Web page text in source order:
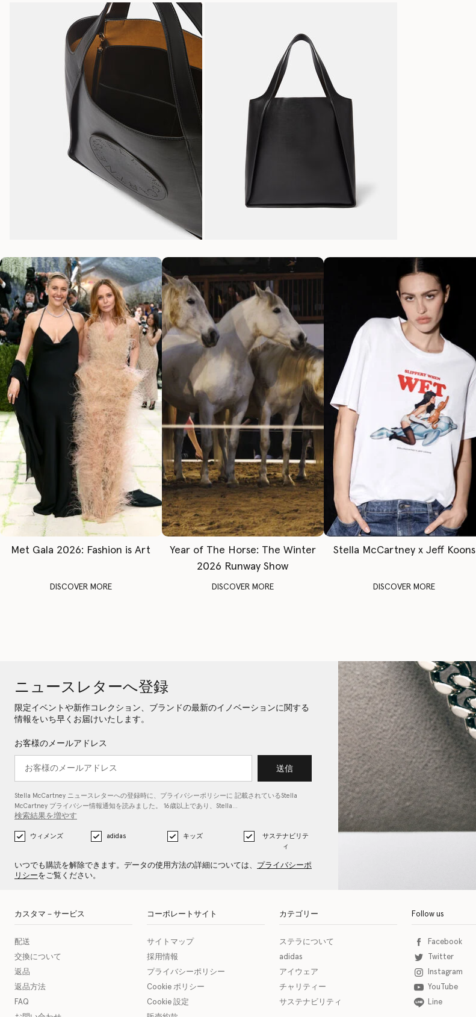
Met Gala 2026: Fashion is Art
DISCOVER MORE
Year of The Horse: The Winter
2026 Runway Show
DISCOVER MORE
Stella McCartney x Jeff Koons
DISCOVER MORE
ニュースレターへ登録
限定イベントや新作コレクション、ブランドの最新のイノベーションに関する
情報をいち早くお届けいたします。
お客様のメールアドレス
送信
Stella McCartney ニュースレターへの登録時に、 プライバシーポリシーに 記載されているStella
McCartney プライバシー情報通知を読みました。 16歳以上であり、Stella…
検索結果を増やす
ウィメンズ adidas キッズ
サステナビリテ
ィ
いつでも購読を解除できます。データの使用方法の詳細については、 プライバシーポ
リシーをご覧ください。
カスタマ－サービス
配送
交換について
返品
返品方法
FAQ
コーポレートサイト
サイトマップ
採用情報
プライバシーポリシー
Cookie ポリシー
Cookie 設定
カテゴリー
ステラについて
adidas
アイウェア
チャリティー
サステナビリティ
Follow us
Facebook
Twitter
Instagram
YouTube
Line